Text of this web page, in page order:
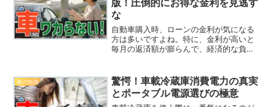
な
自動車購入時、ローンの金利が気になる
方は多いですよね。特に、金利が高いと
毎月の返済額が膨らんで、経済的な負担
えることができます。2025年におすすめ
の低金利自動車ローン...
車の知識
驚愕！車載冷蔵庫消費電力の真実
とポータブル電源選びの極意